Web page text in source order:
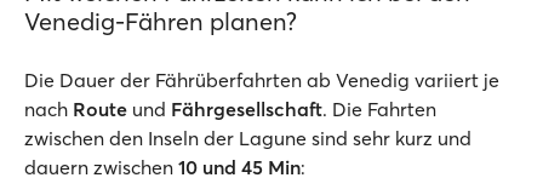
Venedig-Fähren planen?
Die Dauer der Fährüberfahrten ab Venedig variiert je
nach Route und Fährgesellschaft. Die Fahrten
zwischen den Inseln der Lagune sind sehr kurz und
dauern zwischen 10 und 45 Min: